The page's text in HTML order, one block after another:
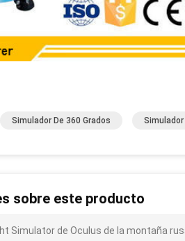
Simulador De 360 Grados
sobre este producto
Simulator de Oculus de la montaña